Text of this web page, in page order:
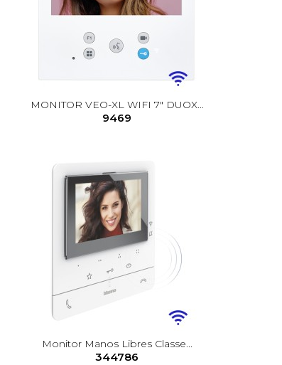
MONITOR VEO-XL WIFI 7" DUOX...
9469
Monitor Manos Libres Classe...
344786